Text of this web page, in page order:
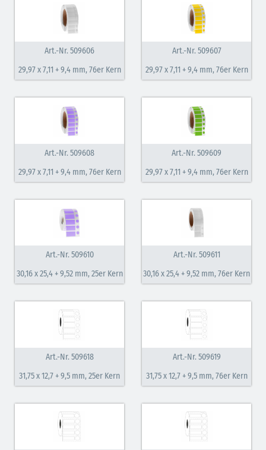
Art.-Nr. 509606
29,97 x 7,11 + 9,4 mm, 76er Kern
Art.-Nr. 509607
29,97 x 7,11 + 9,4 mm, 76er Kern
Art.-Nr. 509608
29,97 x 7,11 + 9,4 mm, 76er Kern
Art.-Nr. 509609
29,97 x 7,11 + 9,4 mm, 76er Kern
Art.-Nr. 509610
30,16 x 25,4 + 9,52 mm, 25er Kern
Art.-Nr. 509611
30,16 x 25,4 + 9,52 mm, 76er Kern
Art.-Nr. 509618
31,75 x 12,7 + 9,5 mm, 25er Kern
Art.-Nr. 509619
31,75 x 12,7 + 9,5 mm, 76er Kern